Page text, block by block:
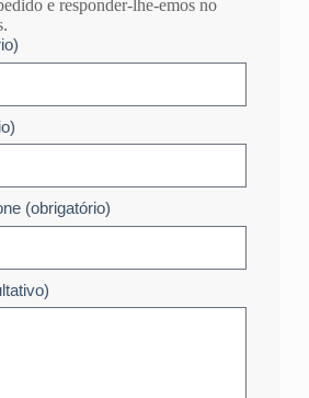
e responder-lhe-emos no
(obrigatório)